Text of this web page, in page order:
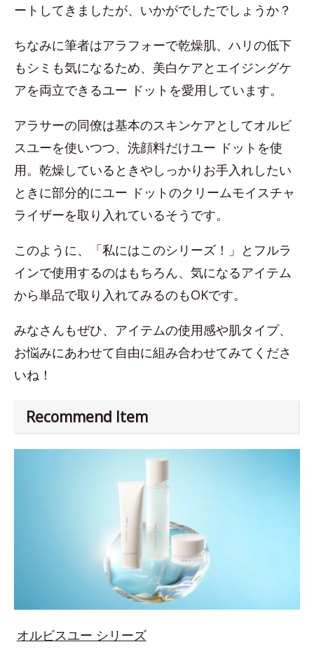
ートしてきましたが、いかがでしたでしょうか？
ちなみに筆者はアラフォーで乾燥肌、ハリの低下
もシミも気になるため、美白ケアとエイジングケ
アを両立できるユー ドットを愛用しています。
アラサーの同僚は基本のスキンケアとしてオルビ
スユーを使いつつ、洗顔料だけユー ドットを使
用。乾燥しているときやしっかりお手入れしたい
ときに部分的にユー ドットのクリームモイスチャ
ライザーを取り入れているそうです。
このように、「私にはこのシリーズ！」とフルラ
インで使用するのはもちろん、気になるアイテム
から単品で取り入れてみるのもOKです。
みなさんもぜひ、アイテムの使用感や肌タイプ、
お悩みにあわせて自由に組み合わせてみてくださ
いね！
Recommend Item
オルビスユー シリーズ